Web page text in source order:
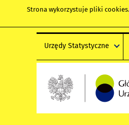
Strona wykorzystuje pliki cookies
Urzędy Statystyczne